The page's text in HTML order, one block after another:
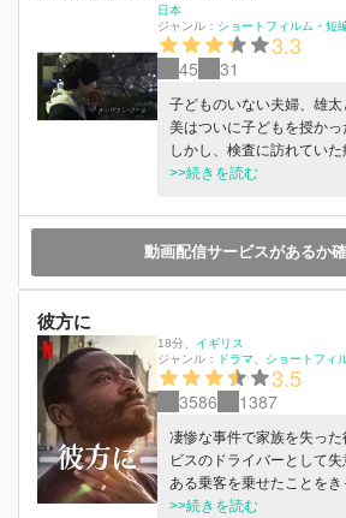
日本
ジャンル： ショートフィルム・短
3.3
45 31
子どものいない夫婦、雄
美はついに子どもを授かっ
しかし、検査に訪れていた
もを授かることのできない
>>続きを読む
動画配信サービスがあるか
彼方に
18分
イギリス
ジャンル：
ドラマ ショートフィ
3.5
3586 1387
凄惨な事件で家族を失っ
ビスのドライバーとして失
ある乗客を乗せたことをき
みと向き合うことを余儀な
>>続きを読む